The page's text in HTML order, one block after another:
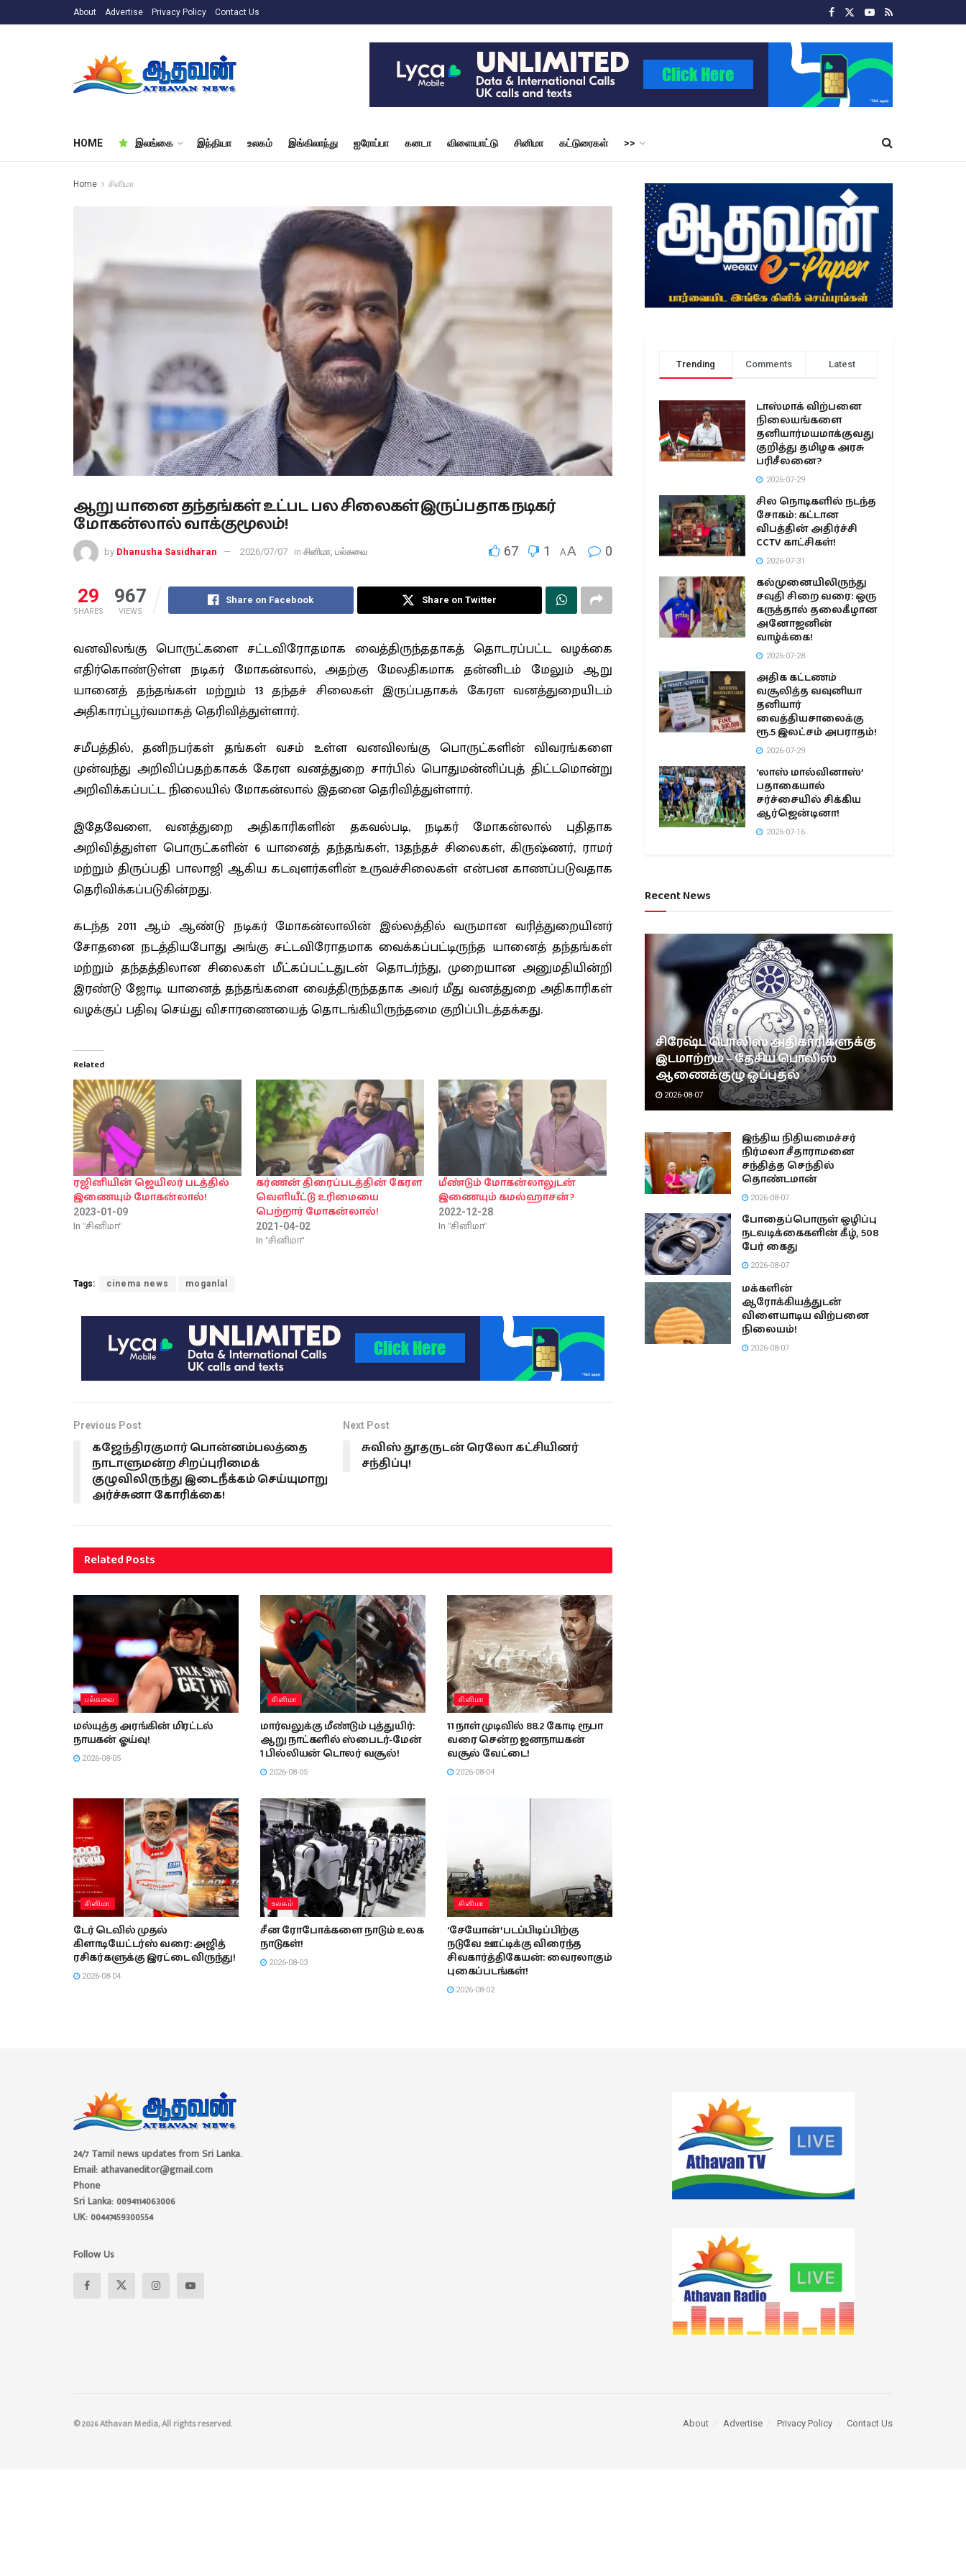
About Advertise Privacy Policy Contact Us
HOME இலங்கை இந்தியா உலகம் இங்கிலாந்து ஐரோப்பா கனடா விளையாட்டு சினிமா கட்டுரைகள் >>
Home சினிமா
ஆறு யானை தந்தங்கள் உட்பட பல சிலைகள் இருப்பதாக நடிகர்
மோகன்லால் வாக்குமூலம்!
by Dhanusha Sasidharan 2026/07/07 in சினிமா பல்சுவை 67 1 AA 0
29
SHARES
967
VIEWS
Share on Facebook Share on Twitter
வனவிலங்கு பொருட்களை சட்டவிரோதமாக வைத்திருந்ததாகத் தொடரப்பட்ட வழக்கை
எதிர்கொண்டுள்ள நடிகர் மோகன்லால், அதற்கு மேலதிகமாக தன்னிடம் மேலும் ஆறு
யானைத் தந்தங்கள் மற்றும் 13 தந்தச் சிலைகள் இருப்பதாகக் கேரள வனத்துறையிடம்
அதிகாரப்பூர்வமாகத் தெரிவித்துள்ளார்.
சமீபத்தில், தனிநபர்கள் தங்கள் வசம் உள்ள வனவிலங்கு பொருட்களின் விவரங்களை
முன்வந்து அறிவிப்பதற்காகக் கேரள வனத்துறை சார்பில் பொதுமன்னிப்புத் திட்டமொன்று
அறிவிக்கப்பட்ட நிலையில் மோகன்லால் இதனை தெரிவித்துள்ளார்.
இதேவேளை, வனத்துறை அதிகாரிகளின் தகவல்படி, நடிகர் மோகன்லால் புதிதாக
அறிவித்துள்ள பொருட்களின் 6 யானைத் தந்தங்கள், 13தந்தச் சிலைகள், கிருஷ்ணர், ராமர்
மற்றும் திருப்பதி பாலாஜி ஆகிய கடவுளர்களின் உருவச்சிலைகள் என்பன காணப்படுவதாக
தெரிவிக்கப்படுகின்றது.
கடந்த 2011 ஆம் ஆண்டு நடிகர் மோகன்லாலின் இல்லத்தில் வருமான வரித்துறையினர்
சோதனை நடத்தியபோது அங்கு சட்டவிரோதமாக வைக்கப்பட்டிருந்த யானைத் தந்தங்கள்
மற்றும் தந்தத்திலான சிலைகள் மீட்கப்பட்டதுடன் தொடர்ந்து, முறையான அனுமதியின்றி
இரண்டு ஜோடி யானைத் தந்தங்களை வைத்திருந்ததாக அவர் மீது வனத்துறை அதிகாரிகள்
வழக்குப் பதிவு செய்து விசாரணையைத் தொடங்கியிருந்தமை குறிப்பிடத்தக்கது.
Related
ரஜினியின் ஜெயிலர் படத்தில்
இணையும் மோகன்லால்!
2023-01-09
In "சினிமா"
கர்ணன் திரைப்படத்தின் கேரள
வெளியீட்டு உரிமையை
பெற்றார் மோகன்லால்!
2021-04-02
In "சினிமா"
மீண்டும் மோகன்லாலுடன்
இணையும் கமல்ஹாசன்?
2022-12-28
In "சினிமா"
Tags: cinema news moganlal
Previous Post
கஜேந்திரகுமார் பொன்னம்பலத்தை
நாடாளுமன்ற சிறப்புரிமைக்
குழுவிலிருந்து இடைநீக்கம் செய்யுமாறு
அர்ச்சுனா கோரிக்கை!
Next Post
சுவிஸ் தூதருடன் ரெலோ கட்சியினர்
சந்திப்பு!
RelatedPosts
பல்சுவை
மல்யுத்த அரங்கின் மிரட்டல்
நாயகன் ஓய்வு!
2026-08-05
சினிமா
மார்வலுக்கு மீண்டும் புத்துயிர்:
ஆறு நாட்களில் ஸ்பைடர்-மேன்
1 பில்லியன் டொலர் வசூல்!
2026-08-05
சினிமா
11 நாள் முடிவில் 88.2 கோடி ரூபா
வரை சென்ற ஜனநாயகன்
வசூல் வேட்டை!
2026-08-04
சினிமா
டேர் டெவில் முதல்
கிளாடியேட்டர்ஸ் வரை: அஜித்
ரசிகர்களுக்கு இரட்டை விருந்து!
2026-08-04
உலகம்
சீன ரோபோக்களை நாடும் உலக
நாடுகள்!
2026-08-03
சினிமா
‘சேயோன்’ படப்பிடிப்பிற்கு
நடுவே ஊட்டிக்கு விரைந்த
சிவகார்த்திகேயன்: வைரலாகும்
புகைப்படங்கள்!
2026-08-02
Trending Comments Latest
டாஸ்மாக் விற்பனை
நிலையங்களை
தனியார்மயமாக்குவது
குறித்து தமிழக அரசு
பரிசீலனை?
2026-07-29
சில நொடிகளில் நடந்த
சோகம்: கட்டான
விபத்தின் அதிர்ச்சி
CCTV காட்சிகள்!
2026-07-31
கல்முனையிலிருந்து
சவுதி சிறை வரை: ஒரு
கருத்தால் தலைகீழான
அனோஜனின்
வாழ்க்கை!
2026-07-28
அதிக கட்டணம்
வசூலித்த வவுனியா
தனியார்
வைத்தியசாலைக்கு
ரூ.5 இலட்சம் அபராதம்!
2026-07-29
‘லாஸ் மால்வினாஸ்’
பதாகையால்
சர்ச்சையில் சிக்கிய
ஆர்ஜென்டினா!
2026-07-16
Recent News
சிரேஷ்ட பொலிஸ் அதிகாரிகளுக்கு
இடமாற்றம் – தேசிய பொலிஸ்
ஆணைக்குழு ஒப்புதல்
2026-08-07
இந்திய நிதியமைச்சர்
நிர்மலா சீதாராமனை
சந்தித்த செந்தில்
தொண்டமான்
2026-08-07
போதைப்பொருள் ஒழிப்பு
நடவடிக்கைகளின் கீழ், 508
பேர் கைது
2026-08-07
மக்களின்
ஆரோக்கியத்துடன்
விளையாடிய விற்பனை
நிலையம்!
2026-08-07
24/7 Tamil news updates from Sri Lanka.
Email: athavaneditor@gmail.com
Phone
Sri Lanka: 0094114063006
UK: 00447459300554
Follow Us
About Advertise Privacy Policy Contact Us
© 2026 Athavan Media, All rights reserved.